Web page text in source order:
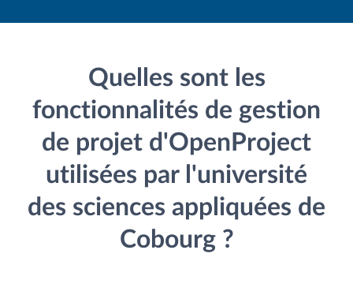
Quelles sont les
fonctionnalités de gestion
de projet d'OpenProject
utilisées par l'université
des sciences appliquées de
Cobourg ?